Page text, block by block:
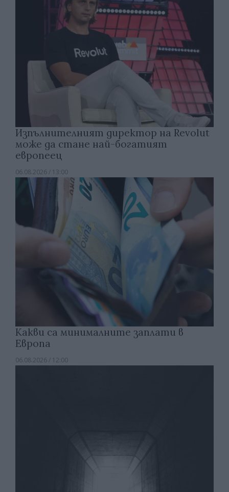
Изпълнителният директор на Revolut
може да стане най-богатият
европеец
06.08.2026 / 13:00
Какви са минималните заплати в
Европа
06.08.2026 / 12:00